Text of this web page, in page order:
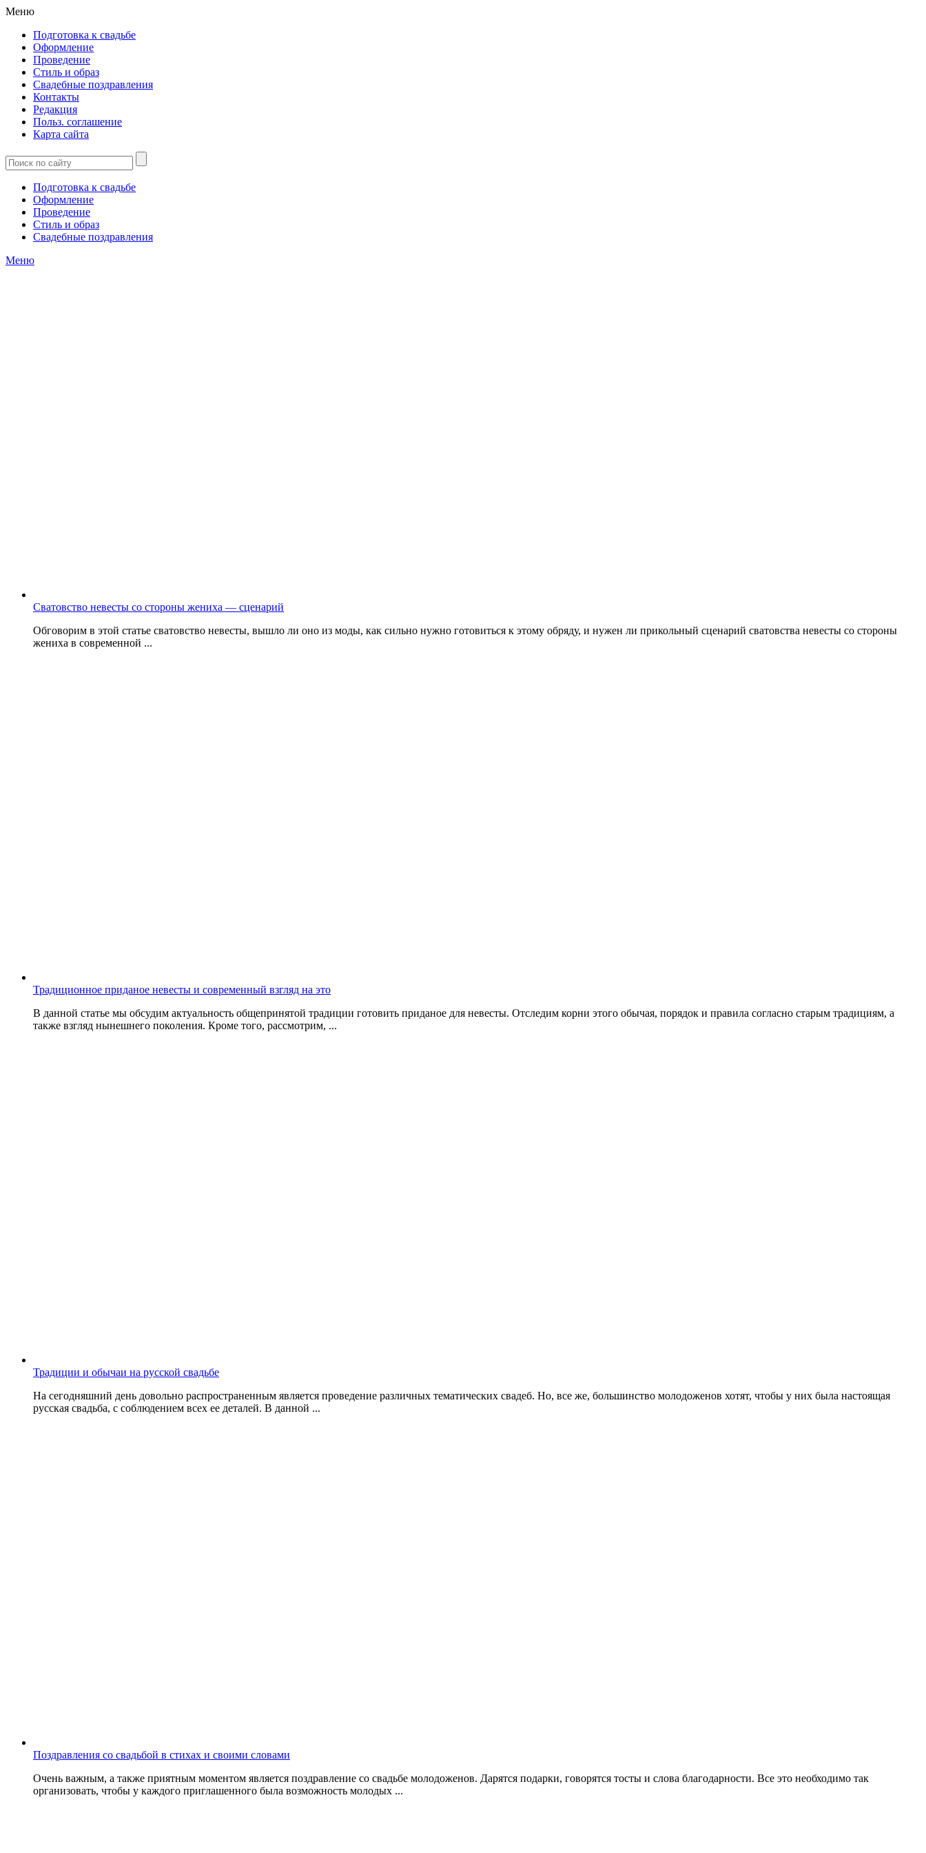
Меню
Подготовка к свадьбе
Оформление
Проведение
Стиль и образ
Свадебные поздравления
Контакты
Редакция
Польз. соглашение
Карта сайта
Подготовка к свадьбе
Оформление
Проведение
Стиль и образ
Свадебные поздравления
Меню
Сватовство невесты со стороны жениха — сценарий
Обговорим в этой статье сватовство невесты, вышло ли оно из моды, как сильно нужно готовиться к этому обряду, и нужен ли прикольный сценарий сватовства невесты со стороны
жениха в современной ...
Традиционное приданое невесты и современный взгляд на это
В данной статье мы обсудим актуальность общепринятой традиции готовить приданое для невесты. Отследим корни этого обычая, порядок и правила согласно старым традициям, а
также взгляд нынешнего поколения. Кроме того, рассмотрим, ...
Традиции и обычаи на русской свадьбе
На сегодняшний день довольно распространенным является проведение различных тематических свадеб. Но, все же, большинство молодоженов хотят, чтобы у них была настоящая
русская свадьба, с соблюдением всех ее деталей. В данной ...
Поздравления со свадьбой в стихах и своими словами
Очень важным, а также приятным моментом является поздравление со свадьбе молодоженов. Дарятся подарки, говорятся тосты и слова благодарности. Все это необходимо так
организовать, чтобы у каждого приглашенного была возможность молодых ...